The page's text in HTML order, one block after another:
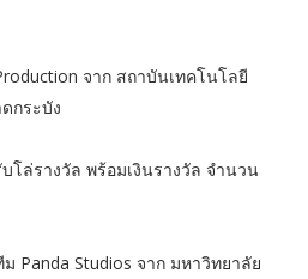
จาก สถาบันเทคโนโลยี
กระบัง
โล่รางวัล พร้อมเงินรางวัล จำนวน
Panda Studios จาก มหาวิทยาลัย